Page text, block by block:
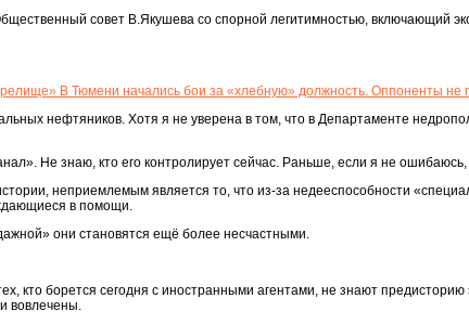
совет В.Якушева со спорной легитимностью, включающий
В Тюмени начались бои за «хлебную» должность. Оппоненты не
нефтяников. Хотя я не уверена в том, что в Департаменте
Не знаю, кто его контролирует сейчас. Раньше, если я не
неприемлемым является то, что из-за недееспособности
в помощи.
они становятся ещё более несчастными.
кто борется сегодня с иностранными агентами, не знают предисторию
вовлечены.